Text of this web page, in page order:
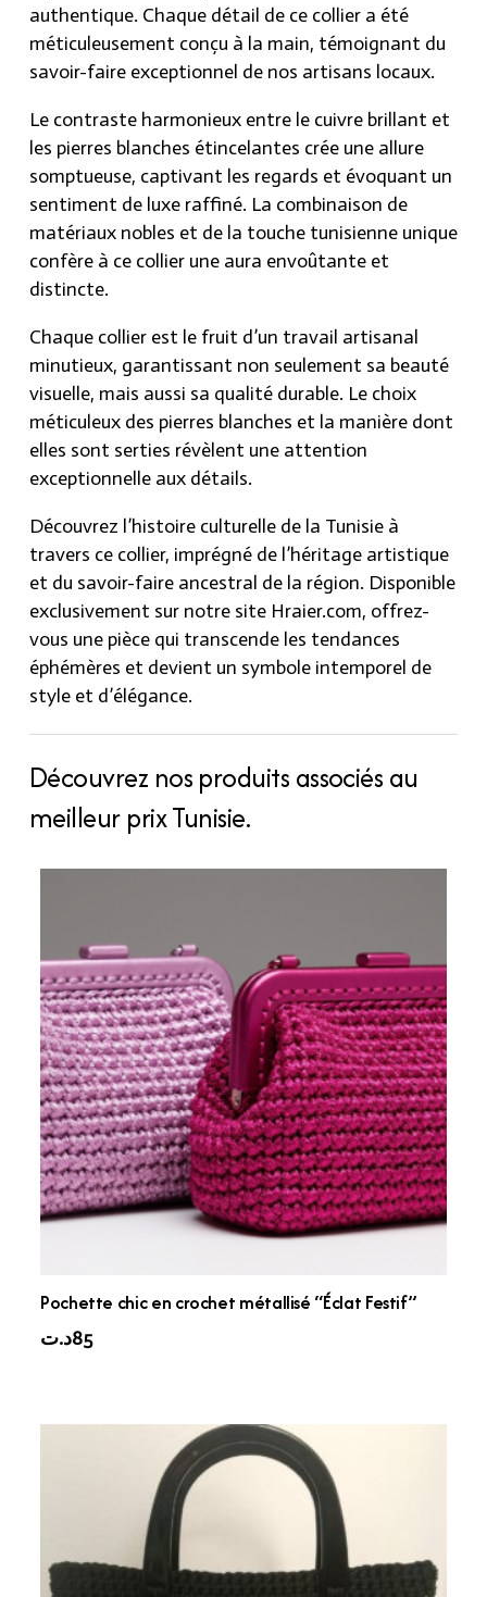
détails.
Voyagez à travers l’histoire culturelle de la Tunisie
grâce à ce collier, imprégné de l’héritage artistique
et du savoir-faire ancestral de la région. Disponible
exclusivement sur notre plateforme Hraier.com,
procurez-vous cette pièce pour transcender les
tendances éphémères et adopter un symbole
intemporel de style et de grâce.
authentique. Chaque détail de ce collier a été
méticuleusement conçu à la main, témoignant du
savoir-faire exceptionnel de nos artisans locaux.
Le contraste harmonieux entre le cuivre brillant et
les pierres blanches étincelantes crée une allure
somptueuse, captivant les regards et évoquant un
sentiment de luxe raffiné. La combinaison de
matériaux nobles et de la touche tunisienne unique
confère à ce collier une aura envoûtante et
distincte.
Chaque collier est le fruit d’un travail artisanal
minutieux, garantissant non seulement sa beauté
visuelle, mais aussi sa qualité durable. Le choix
méticuleux des pierres blanches et la manière dont
elles sont serties révèlent une attention
exceptionnelle aux détails.
Découvrez l’histoire culturelle de la Tunisie à
travers ce collier, imprégné de l’héritage artistique
et du savoir-faire ancestral de la région. Disponible
exclusivement sur notre site Hraier.com, offrez-
vous une pièce qui transcende les tendances
éphémères et devient un symbole intemporel de
style et d’élégance.
Découvrez nos produits associés au
meilleur prix Tunisie.
Pochette chic en crochet métallisé “Éclat Festif”
85د.ت